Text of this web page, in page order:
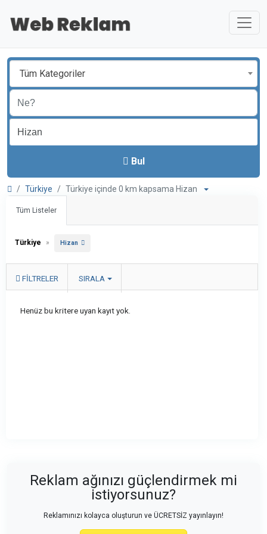
Tüm Kategoriler
Bul
Türkiye Türkiye içinde 0 km kapsama Hizan
Tüm Listeler
Türkiye » Hizan
FILTRELER SIRALA
Henüz bu kritere uyan kayıt yok.
Reklam ağınızı güçlendirmek mi
istiyorsunuz?
Reklamınızı kolayca oluşturun ve ÜCRETSİZ yayınlayın!